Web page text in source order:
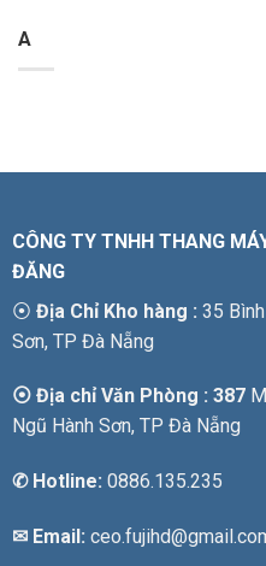
A
CÔNG TY TNHH THANG
ĐĂNG
⦿ Địa Chỉ Kho hàng : 35
Sơn, TP Đà Nẵng
⦿ Địa chỉ Văn Phòng : 387
Ngũ Hành Sơn, TP Đà Nẵng
✆Hotline: 0886.135.235
✉ Email: